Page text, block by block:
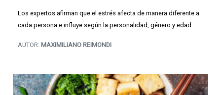
Los expertos afirman que el estrés afecta de manera diferente a
cada persona e influye según la personalidad, género y edad.
AUTOR: MAXIMILIANO REIMONDI